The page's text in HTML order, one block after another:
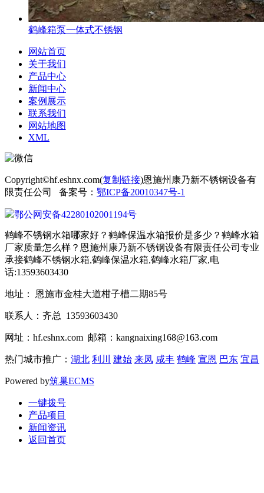
鹤峰箱泵一体式不锈钢
网站首页
关于我们
产品中心
新闻中心
案例展示
联系我们
网站地图
XML
Copyright©hf.eshnx.com(复制链接)恩施州康乃新不锈钢设备有
限责任公司 备案号： 鄂ICP备20010347号-1
鄂公网安备42280102001194号
鹤峰不锈钢水箱哪家好？鹤峰保温水箱报价是多少？鹤峰水箱
厂家质量怎么样？恩施州康乃新不锈钢设备有限责任公司专业
承接鹤峰不锈钢水箱,鹤峰保温水箱,鹤峰水箱厂家,电
话:13593603430
地址： 恩施市金桂大道柑子槽二期85号
联系人：齐总 13593603430
网址：hf.eshnx.com 邮箱：kangnaixing168@163.com
热门城市推广： 湖北 利川 建始 来凤 咸丰 鹤峰 宣恩 巴东 宜昌
Powered by筑巢ECMS
一键拨号
产品项目
新闻资讯
返回首页